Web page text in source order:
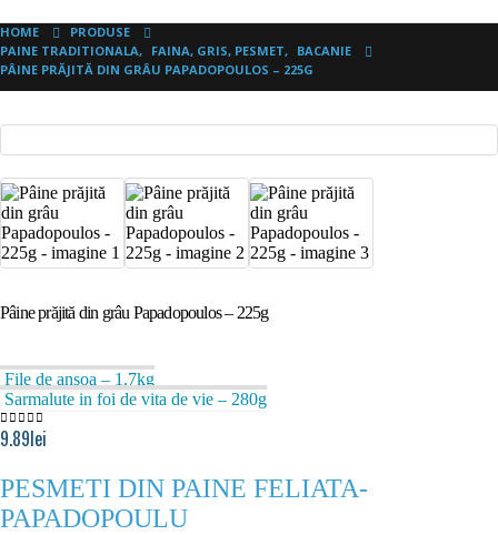
HOME
PRODUSE
PAINE TRADITIONALA, FAINA, GRIS, PESMET, BACANIE
PÂINE PRĂJITĂ DIN GRÂU PAPADOPOULOS – 225G
Pâine prăjită din grâu Papadopoulos – 225g
File de ansoa – 1.7kg
Sarmalute in foi de vita de vie – 280g
0 out of 5
9.89lei
PESMETI DIN PAINE FELIATA-
PAPADOPOULU